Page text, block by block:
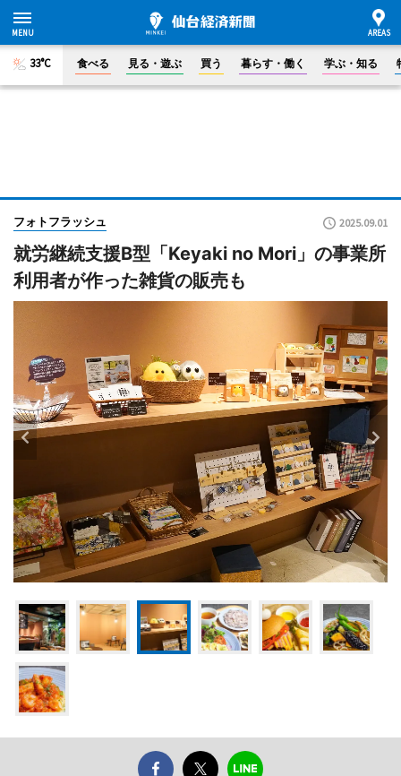
33°C 食べる 見る・遊ぶ 買う 暮らす・働く 学ぶ・知る
フォトフラッシュ 2025.09.01
就労継続支援B型「Keyaki no Mori」の事業所
利用者が作った雑貨の販売も